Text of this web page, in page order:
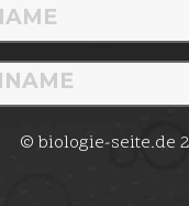
© biologie-seite.de